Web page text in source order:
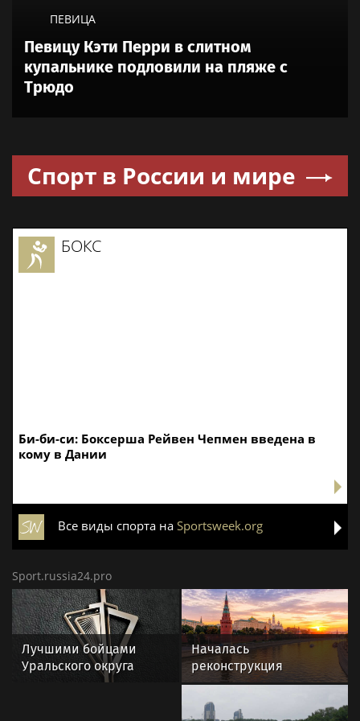
ПЕВИЦА
Певицу Кэти Перри в слитном
купальнике подловили на пляже с
Трюдо
Спорт в России и мире
Би-би-си: Боксерша Рейвен Чепмен введена в
кому в Дании
БОКС
Все виды спорта на Sportsweek.org
Sport.russia24.pro
Лучшими бойцами
Уральского округа
Росгвардии стали
Началась
реконструкция
спортивного комплекса
в Крылатском